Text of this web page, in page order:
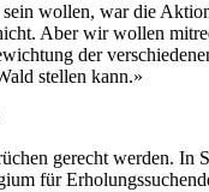
wollen, war die
Aber wir wollen
der
stellen kann.»
gerecht werden. In
für